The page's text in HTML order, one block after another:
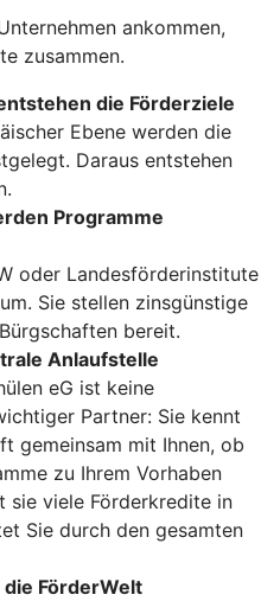
ankommen,
zusammen.
die Förderziele
Ebene werden die
Daraus entstehen
Programme
oder Landesförderinstitute
Sie stellen zinsgünstige
bereit.
Anlaufstelle
eG ist keine
Partner: Sie kennt
gemeinsam mit Ihnen, ob
zu Ihrem Vorhaben
sie viele Förderkredite in
Sie durch den gesamten
FörderWelt